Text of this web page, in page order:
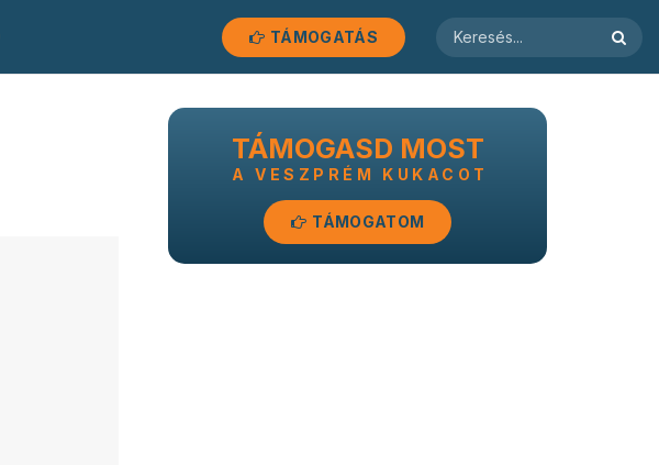
TÁMOGATÁS
TÁMOGASD MOST
A VESZPRÉM KUKACOT
TÁMOGATOM